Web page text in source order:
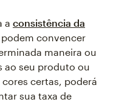
a consistência da
convencer
maneira ou
ao seu produto ou
certas, poderá
sua taxa de